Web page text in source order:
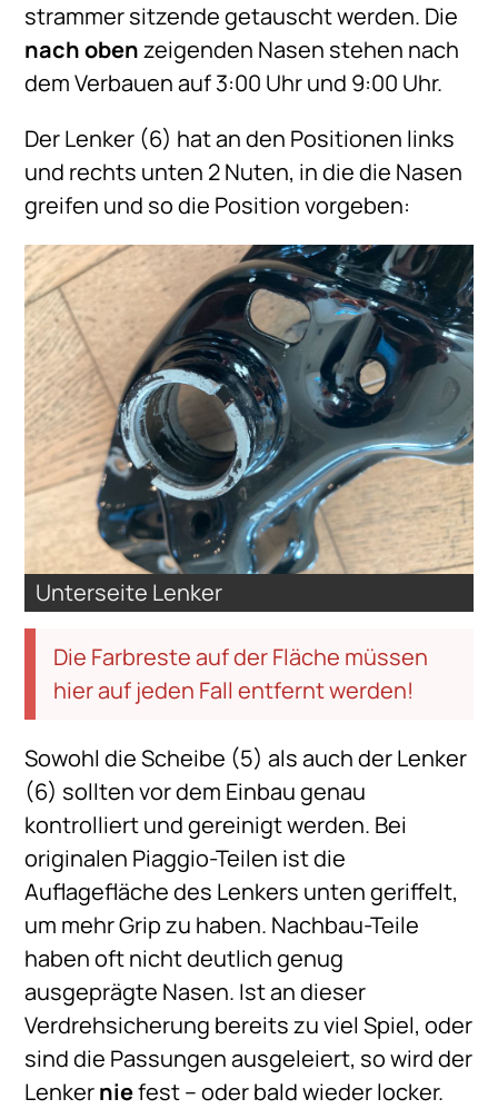
strammer sitzende getauscht werden. Die
nach obenzeigenden Nasen stehen nach
dem Verbauen auf 3:00 Uhr und 9:00 Uhr.
Der Lenker (6) hat an den Positionen links
und rechts unten 2 Nuten, in die die Nasen
greifen und so die Position vorgeben:
Unterseite Lenker
Die Farbreste auf der Fläche müssen
hier auf jeden Fall entfernt werden!
Sowohl die Scheibe (5) als auch der Lenker
(6) sollten vor dem Einbau genau
kontrolliert und gereinigt werden. Bei
originalen Piaggio-Teilen ist die
Auflagefläche des Lenkers unten geriffelt,
um mehr Grip zu haben. Nachbau-Teile
haben oft nicht deutlich genug
ausgeprägte Nasen. Ist an dieser
Verdrehsicherung bereits zu viel Spiel, oder
sind die Passungen ausgeleiert, so wird der
Lenkerniefest – oder bald wieder locker.